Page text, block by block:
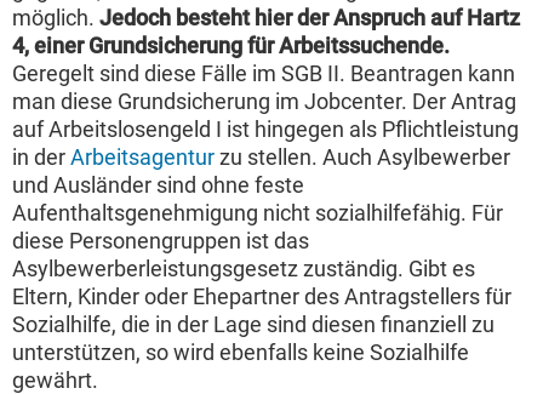
möglich. Jedoch besteht hier der Anspruch auf Hartz
4, einer Grundsicherung für Arbeitssuchende.
Geregelt sind diese Fälle im SGB II. Beantragen kann
man diese Grundsicherung im Jobcenter. Der Antrag
auf Arbeitslosengeld I ist hingegen als Pflichtleistung
in derArbeitsagenturzu stellen. Auch Asylbewerber
und Ausländer sind ohne feste
Aufenthaltsgenehmigung nicht sozialhilfefähig. Für
diese Personengruppen ist das
Asylbewerberleistungsgesetz zuständig. Gibt es
Eltern, Kinder oder Ehepartner des Antragstellers für
Sozialhilfe, die in der Lage sind diesen finanziell zu
unterstützen, so wird ebenfalls keine Sozialhilfe
gewährt.